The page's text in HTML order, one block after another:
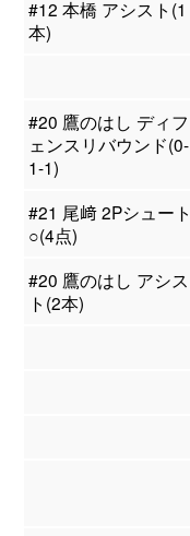
#12 本橋 アシスト(1
本)
#20 鷹のはし ディフ
ェンスリバウンド(0-
1-1)
#21 尾﨑 2Pシュート
○(4点)
#20 鷹のはし アシス
ト(2本)